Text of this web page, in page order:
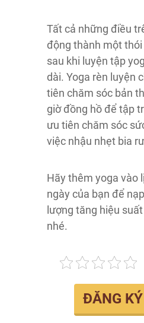
Tất cả những điều
động thành một
sau khi luyện tập
dài. Yoga rèn luyện
tiên chăm sóc bản
giờ đồng hồ để tập
ưu tiên chăm sóc
việc nhậu nhẹt bia
Hãy thêm yoga vào
ngày của bạn để
lượng tăng hiệu
nhé.
ĐĂNG